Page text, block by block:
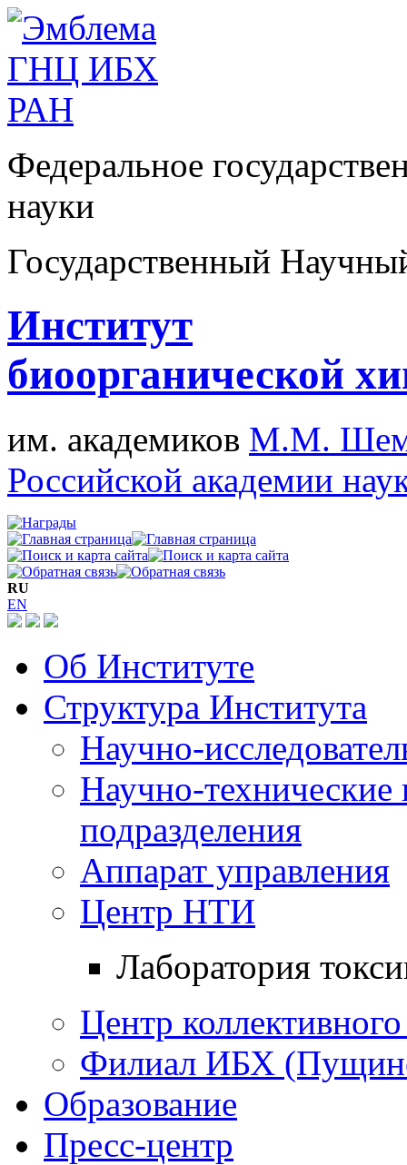
Федеральное
науки
Государственный
Институт
биоорганической
им. академиков М.М.
Российской академии
RU
EN
Об Институте
Структура Института
Научно-
Научно-технические
подразделения
Аппарат управления
Центр НТИ
Лаборатория
Центр
Филиал ИБХ
Образование
Пресс-центр